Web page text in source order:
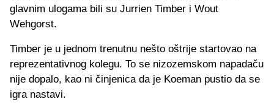
glavnim ulogama bili su Jurrien Timber i Wout
Wehgorst.
Timber je u jednom trenutnu nešto oštrije startovao na
reprezentativnog kolegu. To se nizozemskom napadaču
nije dopalo, kao ni činjenica da je Koeman pustio da se
igra nastavi.